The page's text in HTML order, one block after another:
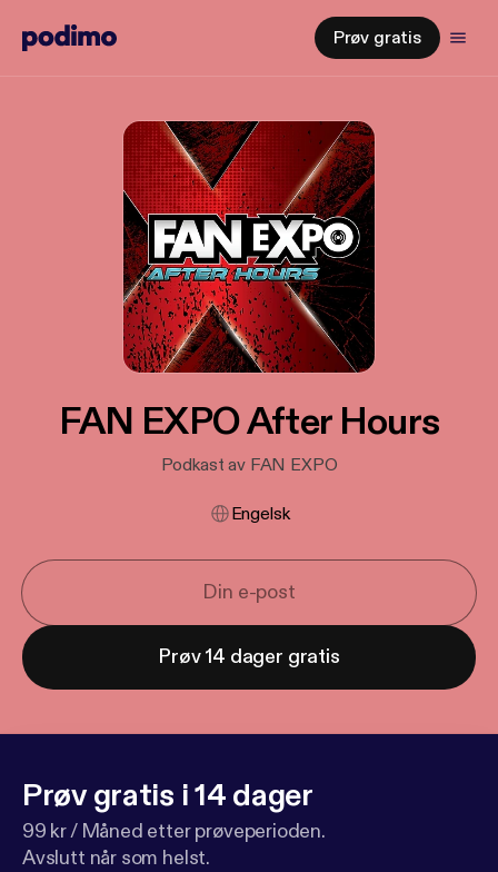
Prøv gratis
FAN EXPO After Hours
Podkast av FAN EXPO
Engelsk
Prøv 14 dager gratis
Prøv gratis i 14 dager
99 kr / Måned etter prøveperioden.
Avslutt når som helst.